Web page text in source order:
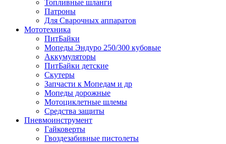
Топливные шланги
Патроны
Для Сварочных аппаратов
Мототехника
ПитБайки
Мопеды Эндуро 250/300 кубовые
Аккумуляторы
ПитБайки детские
Скутеры
Запчасти к Мопедам и др
Мопеды дорожные
Мотоциклетные шлемы
Средства защиты
Пневмоинструмент
Гайковерты
Гвоздезабивные пистолеты